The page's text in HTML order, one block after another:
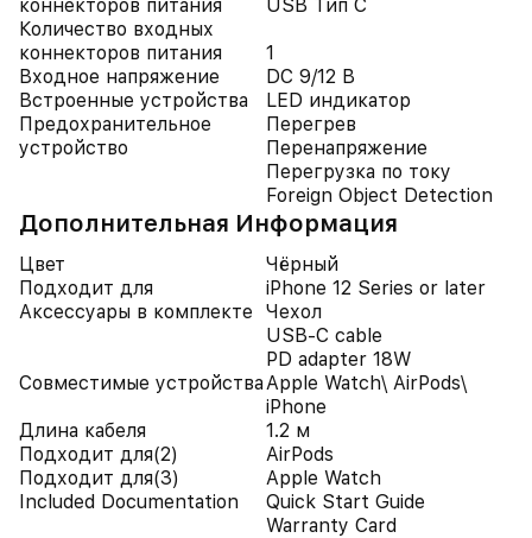
коннекторов питания
USB Тип C
Количество входных
коннекторов питания
1
Входное напряжение
DC 9/12 В
Встроенные устройства
LED индикатор
Предохранительное
устройство
Перегрев
Перенапряжение
Перегрузка по току
Foreign Object Detection
Дополнительная Информация
Цвет
Чёрный
Подходит для
iPhone 12 Series or later
Аксессуары в комплекте
Чехол
USB-C cable
PD adapter 18W
Совместимые устройстваApple Watch\ AirPods\
iPhone
Длина кабеля
1.2 м
Подходит для(2)
AirPods
Подходит для(3)
Apple Watch
Included Documentation
Quick Start Guide
Warranty Card